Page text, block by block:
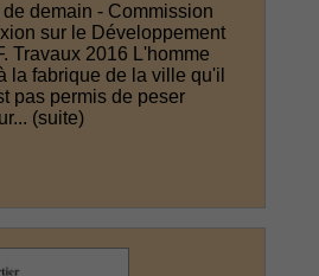
demain - Commission
sur le Développement
Travaux 2016 L'homme
la fabrique de la ville qu'il
pas permis de peser
(suite)